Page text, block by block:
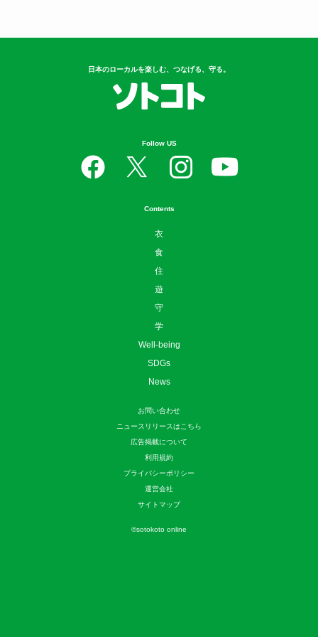
日本のローカルを楽しむ、つなげる、守る。
Follow US
Contents
衣
食
住
遊
守
学
Well-being
SDGs
News
お問い合わせ
ニュースリリースはこちら
広告掲載について
利用規約
プライバシーポリシー
運営会社
サイトマップ
©sotokoto online